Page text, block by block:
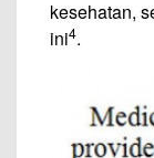
kesehatan,
ini4.